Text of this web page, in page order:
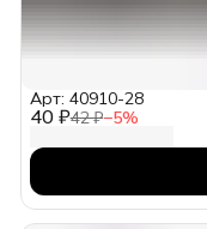
40 ₽42 ₽−5%
Арт: 40910-28